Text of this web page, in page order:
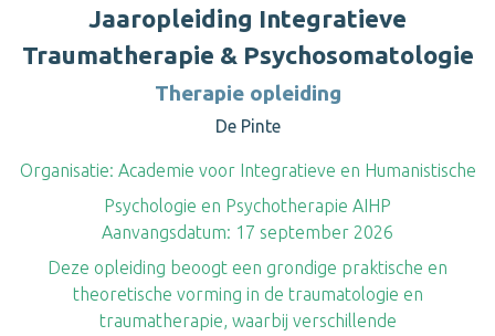
Jaaropleiding Integratieve
Traumatherapie & Psychosomatologie
Therapie opleiding
De Pinte
Organisatie: Academie voor Integratieve en Humanistische
Psychologie en Psychotherapie AIHP
Aanvangsdatum: 17 september 2026
Deze opleiding beoogt een grondige praktische en
theoretische vorming in de traumatologie en
traumatherapie, waarbij verschillende